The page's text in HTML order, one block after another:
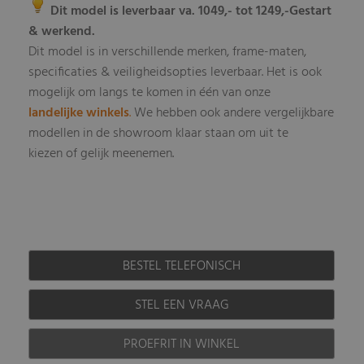
Dit model is leverbaar va. 1049,- tot 1249,-Gestart
& werkend.
Dit model is in verschillende merken, frame-maten,
specificaties & veiligheidsopties leverbaar. Het is ook
mogelijk om langs te komen in één van onze
landelijke winkels.We hebben ook andere vergelijkbare
modellen in de showroom klaar staan om uit te
kiezen of gelijk meenemen.
BESTEL TELEFONISCH
STEL EEN VRAAG
PROEFRIT IN WINKEL